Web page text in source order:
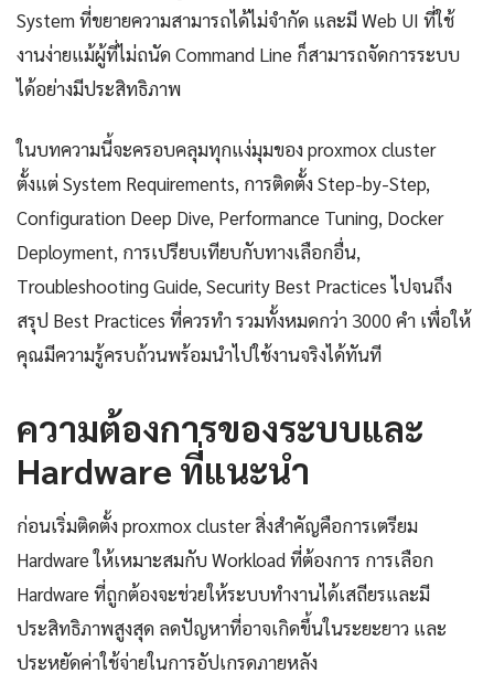
System ที่ขยายความสามารถได้ไม่จำกัด และมี Web UI ที่ใช้
งานง่ายแม้ผู้ที่ไม่ถนัด Command Line ก็สามารถจัดการระบบ
ได้อย่างมีประสิทธิภาพ
ในบทความนี้จะครอบคลุมทุกแง่มุมของ proxmox cluster
ตั้งแต่ System Requirements, การติดตั้ง Step-by-Step,
Configuration Deep Dive, Performance Tuning, Docker
Deployment, การเปรียบเทียบกับทางเลือกอื่น,
Troubleshooting Guide, Security Best Practices ไปจนถึง
สรุป Best Practices ที่ควรทำ รวมทั้งหมดกว่า 3000 คำ เพื่อให้
คุณมีความรู้ครบถ้วนพร้อมนำไปใช้งานจริงได้ทันที
ความต้องการของระบบและ
Hardware ที่แนะนำ
ก่อนเริ่มติดตั้ง proxmox cluster สิ่งสำคัญคือการเตรียม
Hardware ให้เหมาะสมกับ Workload ที่ต้องการ การเลือก
Hardware ที่ถูกต้องจะช่วยให้ระบบทำงานได้เสถียรและมี
ประสิทธิภาพสูงสุด ลดปัญหาที่อาจเกิดขึ้นในระยะยาว และ
ประหยัดค่าใช้จ่ายในการอัปเกรดภายหลัง